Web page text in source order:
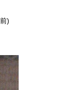
)